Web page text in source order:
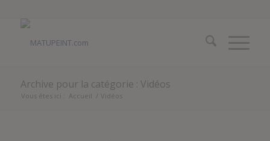
Archive pour la catégorie : Vidéos
Vous êtes ici : Accueil / Vidéos